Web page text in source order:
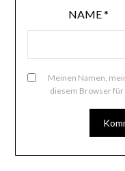
NAME*
Meinen Namen,
diesem Browser